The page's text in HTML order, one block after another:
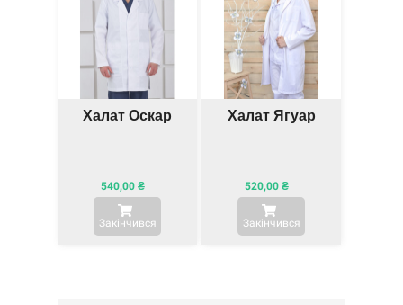
Халат Оскар
540,00 ₴
Закінчився
Халат Ягуар
520,00 ₴
Закінчився